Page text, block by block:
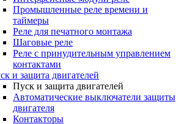
Промышленные реле времени и
таймеры
Реле для печатного монтажа
Шаговые реле
Реле с принудительным управлением
контактами
и защита двигателей
Пуск и защита двигателей
Автоматические выключатели защиты
двигателя
Контакторы